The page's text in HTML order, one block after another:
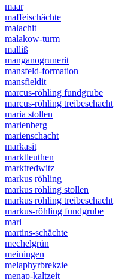
maar
maffeischächte
malachit
malakow-turm
malliß
manganogrunerit
mansfeld-formation
mansfieldit
marcus-röhling fundgrube
marcus-röhling treibeschacht
maria stollen
marienberg
marienschacht
markasit
marktleuthen
marktredwitz
markus röhling
markus röhling stollen
markus röhling treibeschacht
markus-röhling fundgrube
marl
martins-schächte
mechelgrün
meiningen
melaphyrbrekzie
menap-kaltzeit